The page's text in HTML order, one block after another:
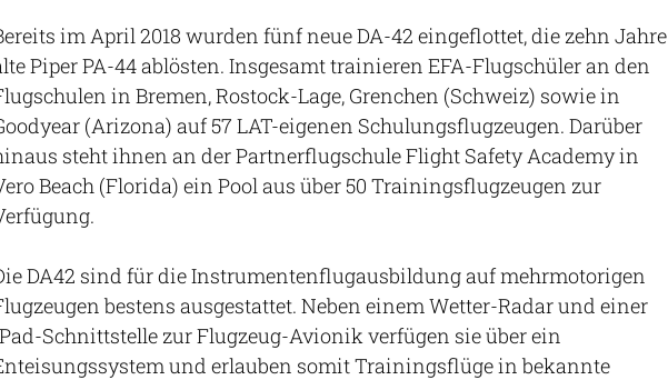
im April 2018 wurden fünf neue DA-42 eingeflottet, die zehn Jahre
Piper PA-44 ablösten. Insgesamt trainieren EFA-Flugschüler an den
in Bremen, Rostock-Lage, Grenchen (Schweiz) sowie in
(Arizona) auf 57 LAT-eigenen Schulungsflugzeugen. Darüber
steht ihnen an der Partnerflugschule Flight Safety Academy in
Beach (Florida) ein Pool aus über 50 Trainingsflugzeugen zur
DA42 sind für die Instrumentenflugausbildung auf mehrmotorigen
bestens ausgestattet. Neben einem Wetter-Radar und einer
Schnittstelle zur Flugzeug-Avionik verfügen sie über ein
und erlauben somit Trainingsflüge in bekannte